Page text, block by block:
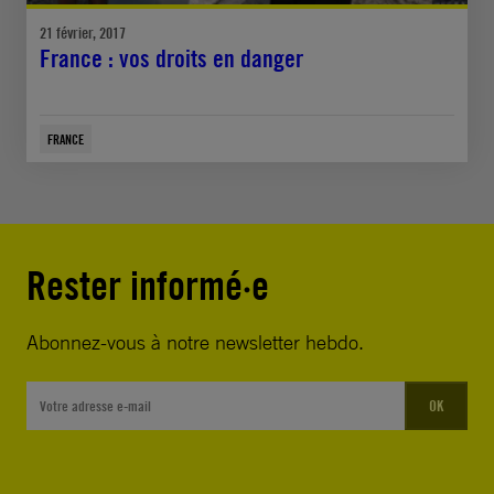
21 février, 2017
France : vos droits en danger
FRANCE
Rester informé·e
Abonnez-vous à notre newsletter hebdo.
OK